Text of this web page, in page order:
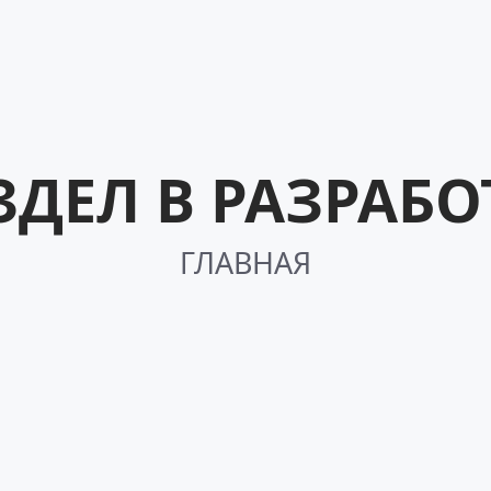
В
ГЛАВНАЯ